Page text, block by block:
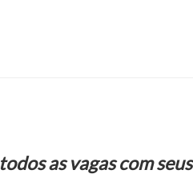
as vagas com seus